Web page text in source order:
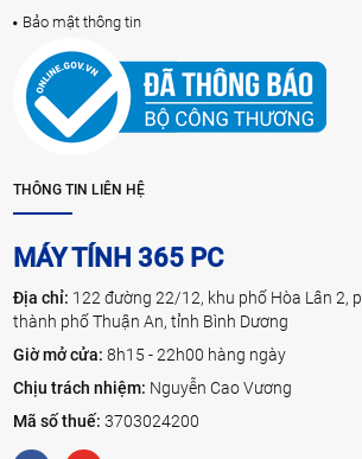
Bảo mật thông tin
THÔNG TIN LIÊN HỆ
MÁY TÍNH 365 PC
Địa chỉ: 122 đường 22/12, khu phố Hòa Lân 2,
thành phố Thuận An, tỉnh Bình Dương
Giờ mở cửa:8h15 - 22h00 hàng ngày
Chịu trách nhiệm: Nguyễn Cao Vương
Mã số thuế:3703024200